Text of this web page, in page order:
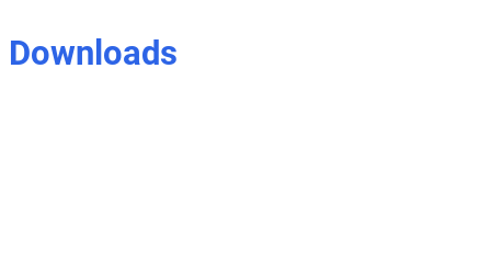
Downloads